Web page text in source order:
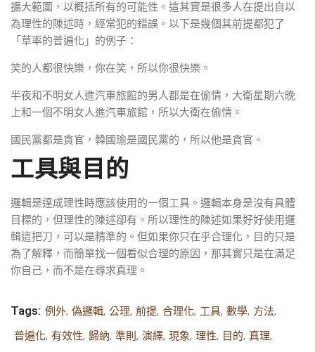
擴大範圍，以概括所有的可能性。這其實是很多人在提出自以
為理性的陳述時，經常犯的錯誤。以下是幾個其前提都犯了
「草率的普遍化」的例子：
笑的人都很快樂，你在笑，所以你很快樂。
半夜和不明女人進汽車旅館的男人都是在偷情，大衛星期六晚
上和一個不明女人進汽車旅館，所以大衛在偷情。
國民黨都是貪官，韓國瑜是國民黨的，所以他是貪官。
工具與目的
邏輯是達成理性時應該使用的一個工具。邏輯本身是沒有具體
目標的，但理性的陳述卻有。所以理性的陳述如果好好使用邏
輯這把刀，可以是精準的。但如果你只在乎合理化，目的只是
為了解釋，而簡單找一個看似合理的原因，那其實只是在滿足
你自己，而不是在尋求真理。
Tags: 例外, 偽邏輯, 公理, 前提, 合理化, 工具, 數學, 方法,
普遍化, 有效性, 歸納, 準則 , 演繹, 現象, 理性, 目的, 真理,